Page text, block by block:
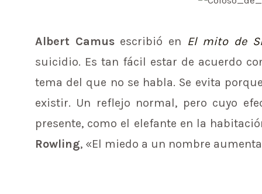
Albert Camus escribió en El mito de
suicidio. Es tan fácil estar de acuerdo
tema del que no se habla. Se evita
existir. Un reflejo normal, pero cuyo
presente, como el elefante en la
Rowling, «El miedo a un nombre